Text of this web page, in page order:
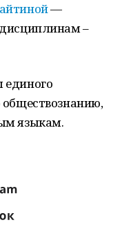
—
–
единого
обществознанию,
языкам.